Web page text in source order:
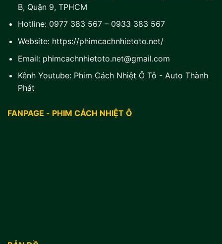
B, Quận 9, TPHCM
Hotline: 0977 383 567– 0933 383 567
Website: https://phimcachnhietoto.net/
Email: phimcachnhietoto.net@gmail.com
Kênh Youtube: Phim Cách Nhiệt Ô Tô - Auto Thành
Phát
FANPAGE - PHIM CÁCH NHIỆT Ô